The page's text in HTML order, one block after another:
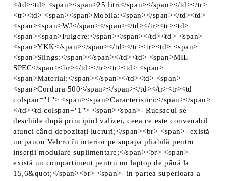
</td><td> <span><span>25 litri</span></span></td></tr>
<tr><td> <span><span>Mobila:</span></span></td><td>
<span><span>WJ</span></span></td></tr><tr><td>
<span><span>Fulgere:</span></span></td><td> <span>
<span>YKK</span></span></td></tr><tr><td> <span>
<span>Slings:</span></span></td><td> <span>MIL-
SPEC</span><br></td></tr><tr><td> <span>
<span>Material:</span></span></td><td> <span>
<span>Cordura 500</span></span></td></tr><tr><td
colspan="1"> <span><span>Caracteristici:</span></span>
</td><td colspan="1"> <span><span>- Rucsacul se
deschide după principiul valizei, ceea ce este convenabil
atunci când depozitați lucruri;</span><br> <span>- există
un panou Velcro în interior pe supapa pliabilă pentru
inserții modulare suplimentare;</span><br> <span>-
există un compartiment pentru un laptop de până la
15,6&quot;</span><br> <span>- in partea superioara a